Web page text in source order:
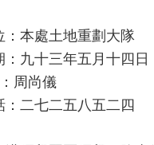
：本處土地重劃大隊
：九十三年五月十四日
周尚儀
：二七二五八五二四